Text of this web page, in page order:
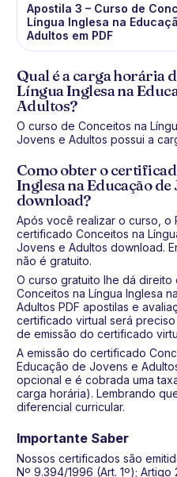
Apostila 3 – Curso de
Língua Inglesa na
Adultos em PDF
Qual é a carga horária
Língua Inglesa na
Adultos?
O curso de Conceitos na
Jovens e Adultos possui a
Como obter o
Inglesa na Educação de
download?
Após você realizar o curso, o
certificado Conceitos na
Jovens e Adultos download.
não é gratuito.
O curso gratuito lhe dá direito
Conceitos na Língua Inglesa
Adultos PDF apostilas e
certificado virtual será
de emissão do certificado
A emissão do certificado
Educação de Jovens e
opcional e é cobrada uma
carga horária). Lembrando
diferencial curricular.
Importante Saber
Nossos certificados são
Nº 9.394/1996 (Art. 1º);